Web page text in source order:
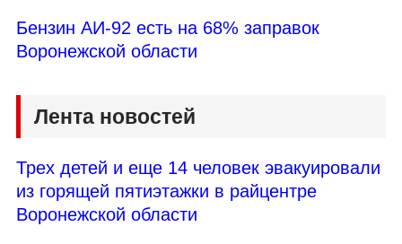
Бензин АИ-92 есть на 68% заправок
Воронежской области
Лента новостей
Трех детей и еще 14 человек эвакуировали
из горящей пятиэтажки в райцентре
Воронежской области